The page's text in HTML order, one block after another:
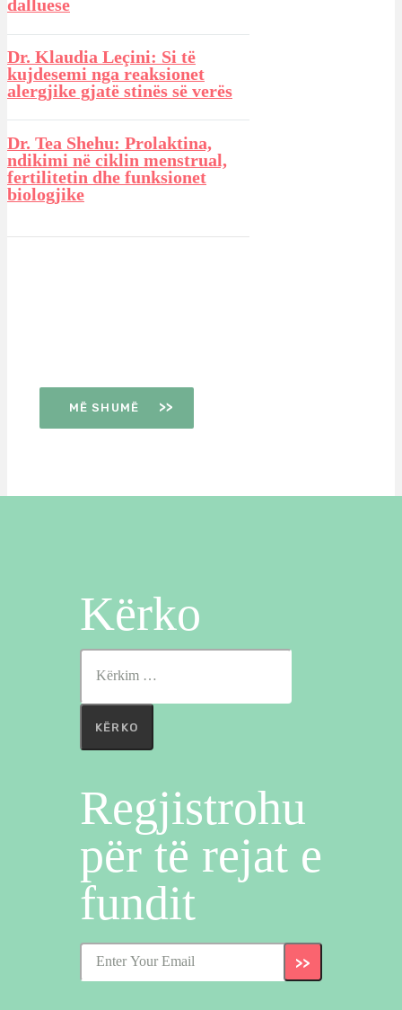
dalluese
Dr. Klaudia Leçini: Si të
kujdesemi nga reaksionet
alergjike gjatë stinës së verës
Dr. Tea Shehu: Prolaktina,
ndikimi në ciklin menstrual,
fertilitetin dhe funksionet
biologjike
MË SHUMË
Kërko
për:
Regjistrohu
për të rejat e
fundit